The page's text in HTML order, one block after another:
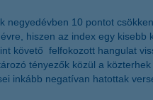
negyedévben 10 pontot
hiszen az index egy kisebb
követő felfokozott hangulat
tényezők közül a
inkább negatívan hatottak